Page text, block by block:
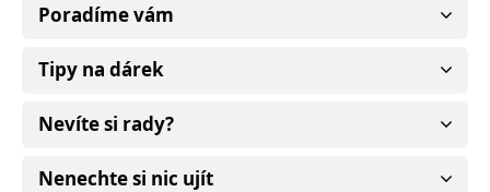
Poradíme vám
Tipy na dárek
Nevíte si rady?
Nenechte si nic ujít